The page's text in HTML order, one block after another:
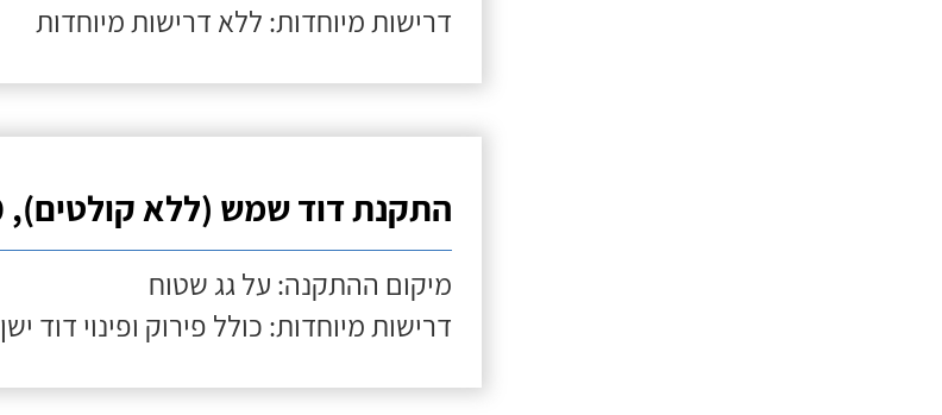
דרישות מיוחדות: ללא דרישות מיוחדות
התקנת דוד שמש (ללא קולטים), 80 ליטר
מיקום ההתקנה: על גג שטוח
דרישות מיוחדות: כולל פירוק ופינוי דוד ישן